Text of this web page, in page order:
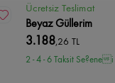
Ücretsiz Teslimat
Beyaz Güllerim
3.188,26 TL
2 - 4 - 6 Taksit Se?enei